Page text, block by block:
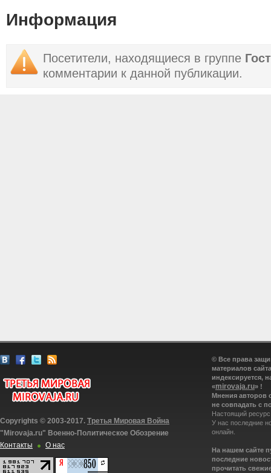
Информация
Посетители, находящиеся в группе
комментарии к данной публикации.
Copyrights © 2003-2017. Третья Мировая Война
"Mirovaja.ru" Военно-Политическое Обозрение
Контакты
О нас
© Все права
материалов
индексируется,
«mirovaja.ru» !
Мнения авторов
не совпадать с
Настоящий
У нас последние
онлайн.
На нашем сайте
последние
прочитать